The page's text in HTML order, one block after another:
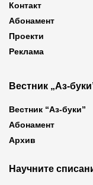
Контакт
Абонамент
Проекти
Реклама
Вестник „Аз-
Вестник “Аз-буки”
Абонамент
Архив
Научните